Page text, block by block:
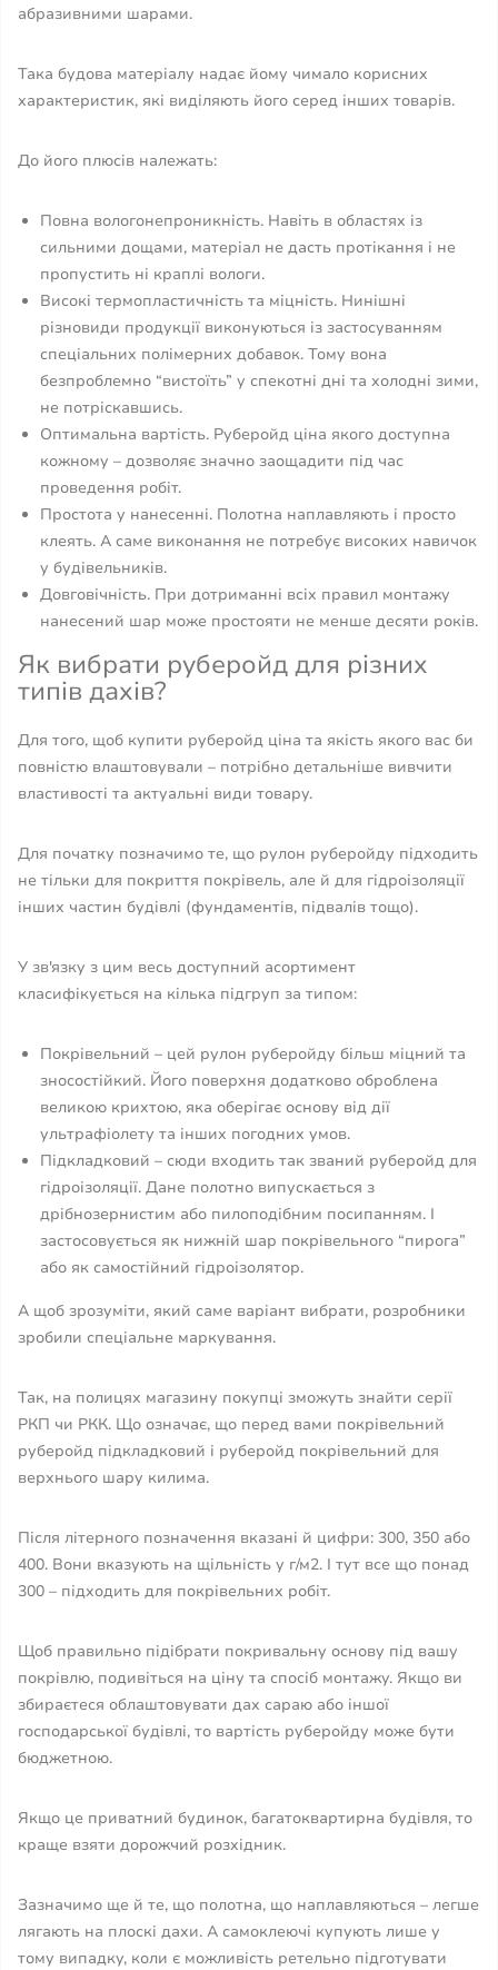
абразивними шарами.
Така будова матеріалу надає йому чимало корисних
характеристик, які виділяють його серед інших товарів.
До його плюсів належать:
Повна вологонепроникність. Навіть в областях із
сильними дощами, матеріал не дасть протікання і не
пропустить ні краплі вологи.
Високі термопластичність та міцність. Нинішні
різновиди продукції виконуються із застосуванням
спеціальних полімерних добавок. Тому вона
безпроблемно “вистоїть” у спекотні дні та холодні зими,
не потріскавшись.
Оптимальна вартість. Руберойд ціна якого доступна
кожному – дозволяє значно заощадити під час
проведення робіт.
Простота у нанесенні. Полотна наплавляють і просто
клеять. А саме виконання не потребує високих навичок
у будівельників.
Довговічність. При дотриманні всіх правил монтажу
нанесений шар може простояти не менше десяти років.
Як вибрати руберойд для різних
типів дахів?
Для того, щоб купити руберойд ціна та якість якого вас би
повністю влаштовували – потрібно детальніше вивчити
властивості та актуальні види товару.
Для початку позначимо те, що рулон руберойду підходить
не тільки для покриття покрівель, але й для гідроізоляції
інших частин будівлі (фундаментів, підвалів тощо).
У зв'язку з цим весь доступний асортимент
класифікується на кілька підгруп за типом:
Покрівельний – цей рулон руберойду більш міцний та
зносостійкий. Його поверхня додатково оброблена
великою крихтою, яка оберігає основу від дії
ультрафіолету та інших погодних умов.
Підкладковий – сюди входить так званий руберойд для
гідроізоляції. Дане полотно випускається з
дрібнозернистим або пилоподібним посипанням. І
застосовується як нижній шар покрівельного “пирога”
або як самостійний гідроізолятор.
А щоб зрозуміти, який саме варіант вибрати, розробники
зробили спеціальне маркування.
Так, на полицях магазину покупці зможуть знайти серії
РКП чи РКК. Що означає, що перед вами покрівельний
руберойд підкладковий і руберойд покрівельний для
верхнього шару килима.
Після літерного позначення вказані й цифри: 300, 350 або
400. Вони вказують на щільність у г/м2. І тут все що понад
300 – підходить для покрівельних робіт.
Щоб правильно підібрати покривальну основу під вашу
покрівлю, подивіться на ціну та спосіб монтажу. Якщо ви
збираєтеся облаштовувати дах сараю або іншої
господарської будівлі, то вартість руберойду може бути
бюджетною.
Якщо це приватний будинок, багатоквартирна будівля, то
краще взяти дорожчий розхідник.
Зазначимо ще й те, що полотна, що наплавляються – легше
лягають на плоскі дахи. А самоклеючі купують лише у
тому випадку, коли є можливість ретельно підготувати